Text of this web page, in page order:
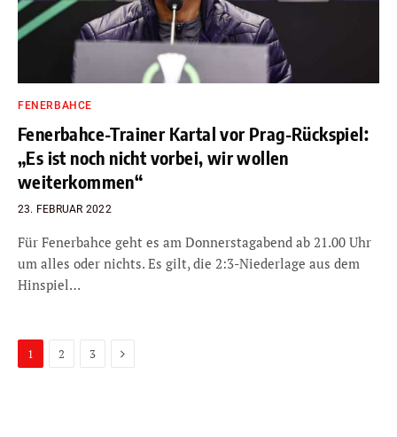
FENERBAHCE
Fenerbahce-Trainer Kartal vor Prag-Rückspiel:
„Es ist noch nicht vorbei, wir wollen
weiterkommen“
23. FEBRUAR 2022
Für Fenerbahce geht es am Donnerstagabend ab 21.00 Uhr
um alles oder nichts. Es gilt, die 2:3-Niederlage aus dem
Hinspiel…
1 2 3 Next